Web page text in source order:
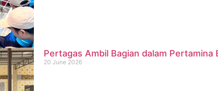
Pertagas Ambil Bagian dalam Pertamina
20 June 2026